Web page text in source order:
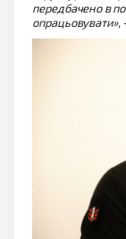
передбачено в
опрацьовувати»,